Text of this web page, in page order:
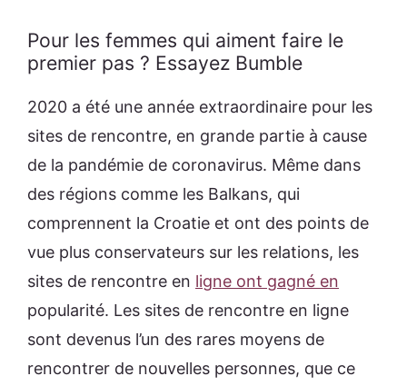
Pour les femmes qui aiment faire le
premier pas ? Essayez Bumble
2020 a été une année extraordinaire pour les
sites de rencontre, en grande partie à cause
de la pandémie de coronavirus. Même dans
des régions comme les Balkans, qui
comprennent la Croatie et ont des points de
vue plus conservateurs sur les relations, les
sites de rencontre en ligne ont gagné en
popularité. Les sites de rencontre en ligne
sont devenus l’un des rares moyens de
rencontrer de nouvelles personnes, que ce